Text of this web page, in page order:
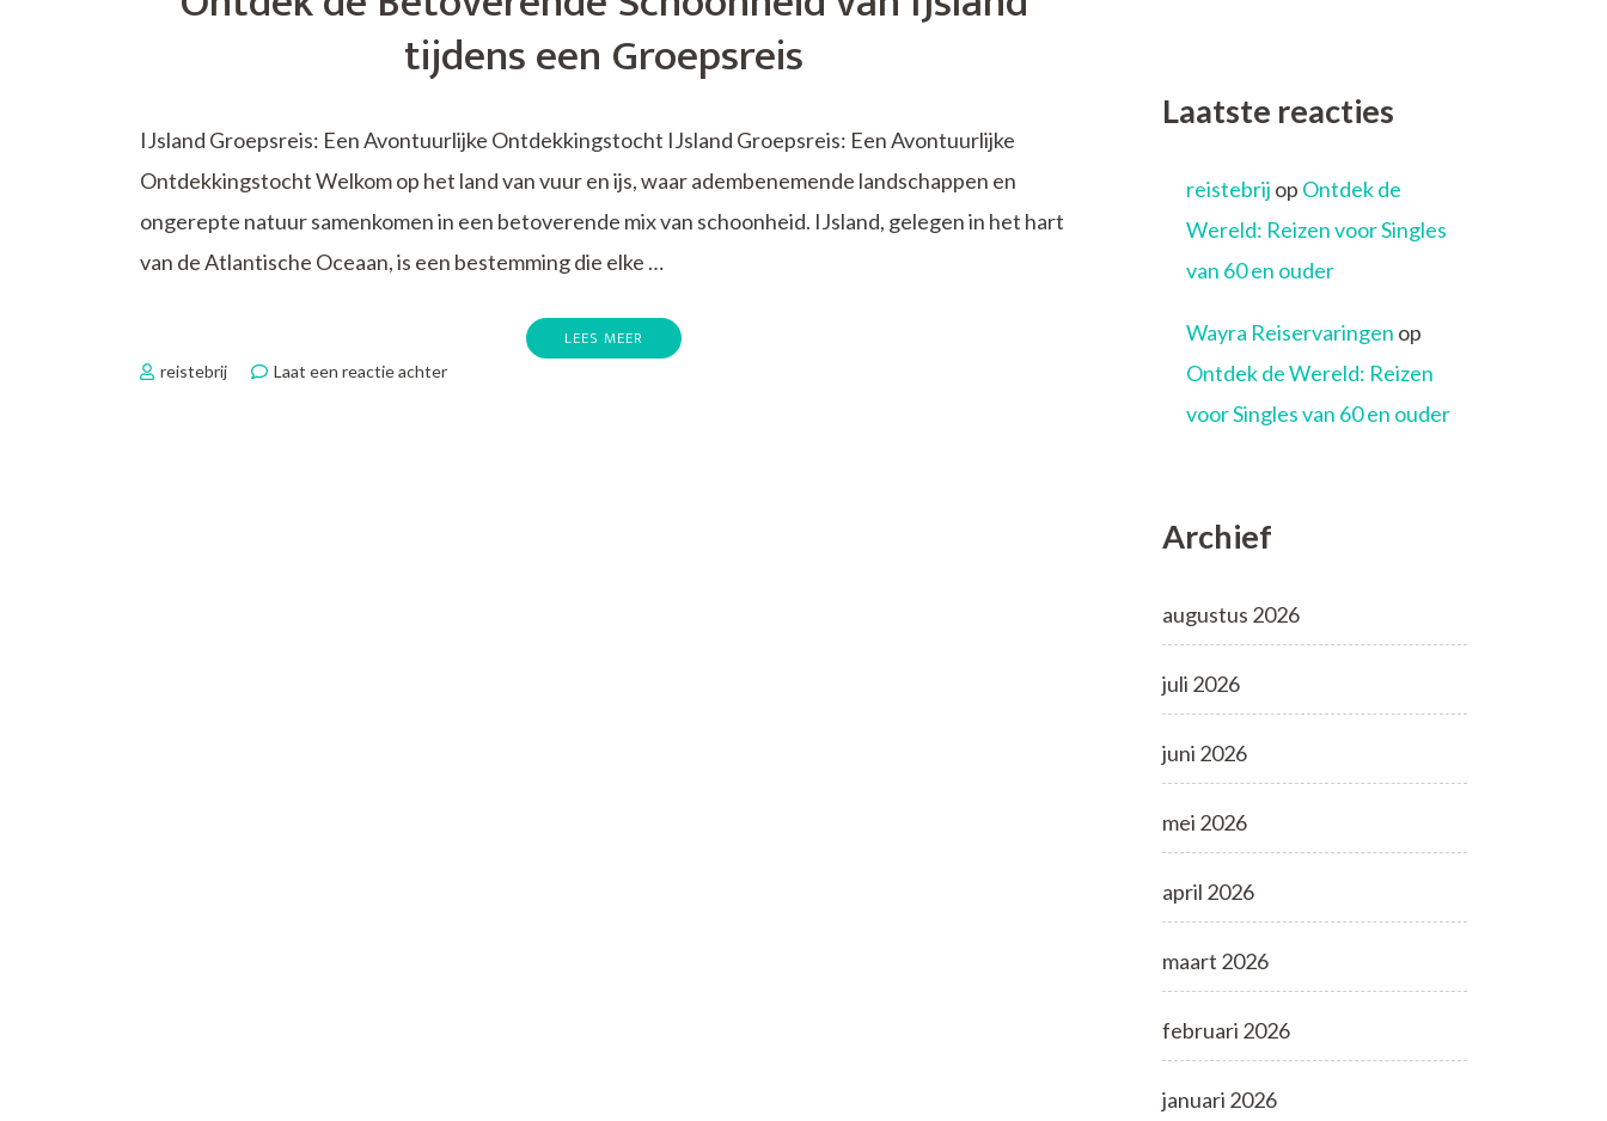
Reis
tijdens een Groepsreis
IJsland Groepsreis: Een Avontuurlijke Ontdekkingstocht IJsland Groepsreis: Een Avontuurlijke
Ontdekkingstocht Welkom op het land van vuur en ijs, waar adembenemende landschappen en
ongerepte natuur samenkomen in een betoverende mix van schoonheid. IJsland, gelegen in het hart
van de Atlantische Oceaan, is een bestemming die elke …
LEES MEER
reistebrij Laat een reactie achterop
Laatste reacties
reistebrij op Ontdek de
Wereld: Reizen voor Singles
van 60 en ouder
Wayra Reiservaringen op
Ontdek de Wereld: Reizen
voor Singles van 60 en ouder
Archief
augustus 2026
juli 2026
juni 2026
mei 2026
april 2026
maart 2026
februari 2026
januari 2026